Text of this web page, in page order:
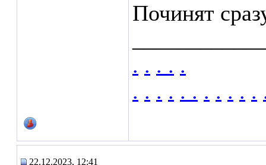
Починят
. . . . .
. . . . . . . . . . .
22.12.2023, 12:41